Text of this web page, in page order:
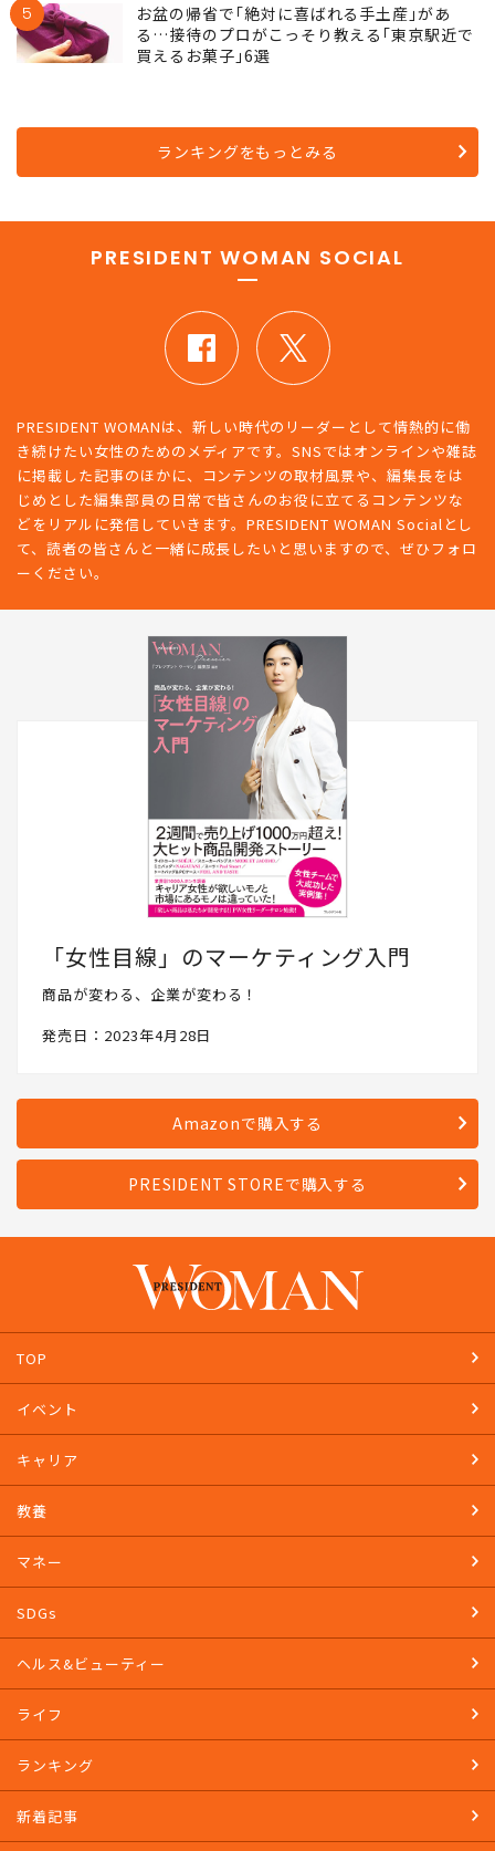
5
お盆の帰省で｢絶対に喜ばれる手土産｣があ
る…接待のプロがこっそり教える｢東京駅近で
買えるお菓子｣6選
ランキングをもっとみる
PRESIDENT WOMAN SOCIAL
PRESIDENT WOMANは、新しい時代のリーダーとして情熱的に働
き続けたい女性のためのメディアです。SNSではオンラインや雑誌
に掲載した記事のほかに、コンテンツの取材風景や、編集長をは
じめとした編集部員の日常で皆さんのお役に立てるコンテンツな
どをリアルに発信していきます。PRESIDENT WOMAN Socialとし
て、読者の皆さんと一緒に成長したいと思いますので、ぜひフォロ
ーください。
「女性目線」のマーケティング入門
商品が変わる、企業が変わる！
発売日：2023年4月28日
Amazonで購入する
PRESIDENT STOREで購入する
TOP
イベント
キャリア
教養
マネー
SDGs
ヘルス&ビューティー
ライフ
ランキング
新着記事